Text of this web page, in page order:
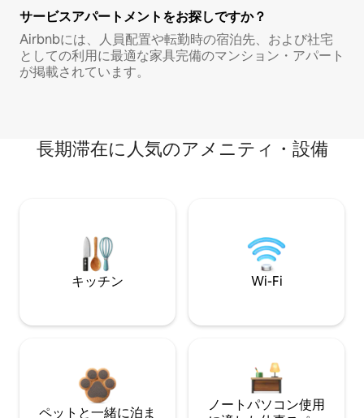
サービスアパートメントをお探しですか？
Airbnbには、人員配置や転勤時の宿泊先、および社宅
としての利用に最適な家具完備のマンション・アパート
が掲載されています。
長期滞在に人気のアメニティ・設備
キッチン Wi-Fi
ペットと一緒に泊ま
ノートパソコン使用